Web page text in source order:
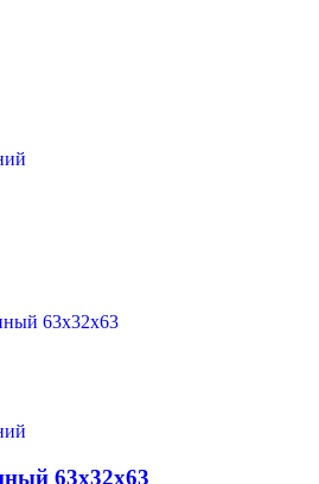
63х32х63